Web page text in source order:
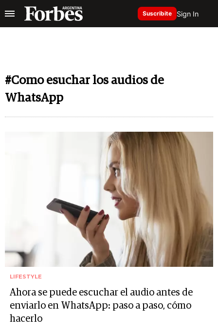
Suscribite Sign In
#Como esuchar los audios de
WhatsApp
LIFESTYLE
Ahora se puede escuchar el audio antes de
enviarlo en WhatsApp: paso a paso, cómo
hacerlo